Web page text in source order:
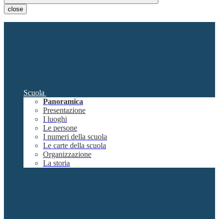
close
Scuola
Panoramica
Presentazione
I luoghi
Le persone
I numeri della scuola
Le carte della scuola
Organizzazione
La storia